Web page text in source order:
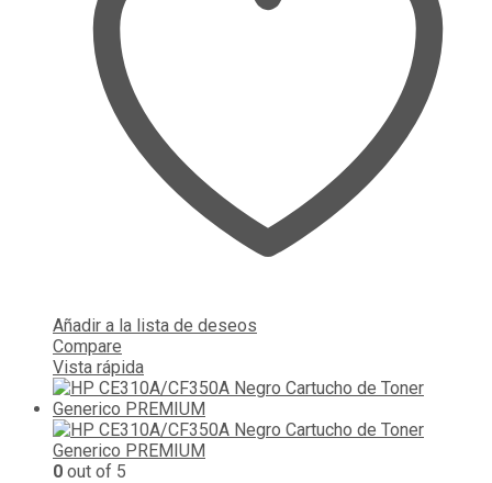
Añadir a la lista de deseos
Compare
Vista rápida
0 out of 5